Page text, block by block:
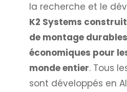
la recherche et le
K2 Systems
de montage
économiques pour
monde entier. Tous
sont développés en